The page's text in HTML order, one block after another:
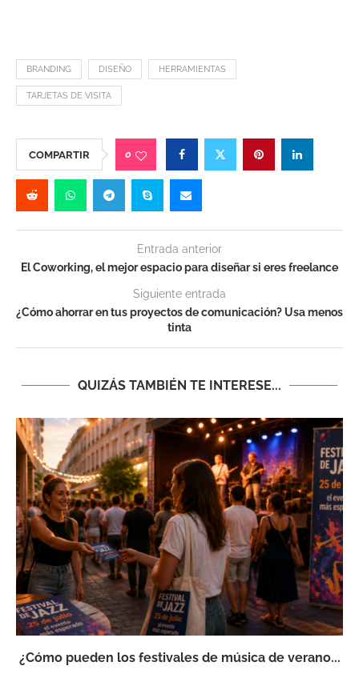
BRANDING DISEÑO HERRAMIENTAS
TARJETAS DE VISITA
COMPARTIR 0
Entrada anterior
El Coworking, el mejor espacio para diseñar si eres freelance
Siguiente entrada
¿Cómo ahorrar en tus proyectos de comunicación? Usa menos
tinta
QUIZÁS TAMBIÉN TE INTERESE...
¿Cómo pueden los festivales de música de verano...